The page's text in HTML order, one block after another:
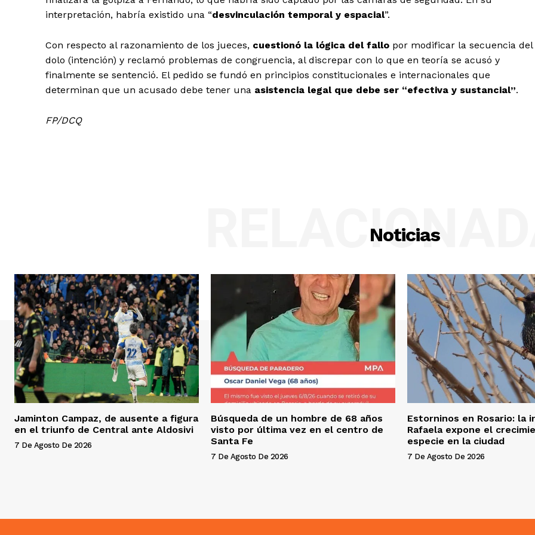
interpretación, habría existido una “desvinculación temporal y espacial”.
Con respecto al razonamiento de los jueces, cuestionó la lógica del fallo por modificar la secuencia del
dolo (intención) y reclamó problemas de congruencia, al discrepar con lo que en teoría se acusó y
finalmente se sentenció. El pedido se fundó en principios constitucionales e internacionales que
determinan que un acusado debe tener una asistencia legal que debe ser “efectiva y sustancial”.
FP/DCQ
Noticias
Jaminton Campaz, de ausente a figura
en el triunfo de Central ante Aldosivi
7 De Agosto De 2026
Búsqueda de un hombre de 68 años
visto por última vez en el centro de
Santa Fe
7 De Agosto De 2026
Estorninos en Rosario: la
Rafaela expone el
especie en la ciudad
7 De Agosto De 2026